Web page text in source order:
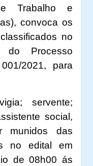
Trabalho e
convoca os
no
do Processo
2021, para
servente;
social,
munidos das
no edital em
de 08h00 ás